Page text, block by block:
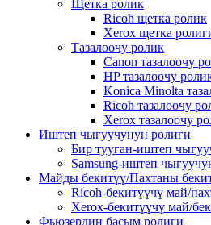
Щетка ролик
Ricoh щетка ролик
Xerox щетка
Тазалоочу ролик
Canon тазалоочу
HP тазалоочу
Konica Minolta
Ricoh тазалоочу
Xerox тазалоочу
Иштеп чыгуучунун ролиги
Бир тууган-иштеп
Samsung-иштеп
Майды бекитүү/Пахтаны
Ricoh-бекитүүчү май/
Xerox-бекитүүчү май/
Фьюзердин басым ролиги